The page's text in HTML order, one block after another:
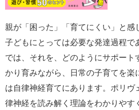
親が「困った」「育てにくい」と感
子どもにとっては必要な発達過程で
では、それを、どのようにサポート
かり育みながら、日常の子育てを楽
は自律神経育てにあります。ポリヴ
律神経を読み解く理論をわかりやす